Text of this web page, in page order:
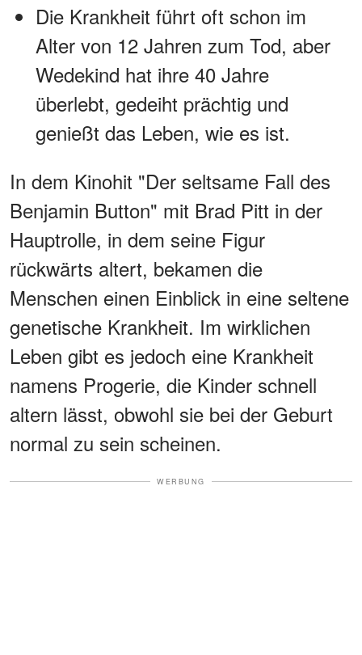
Die Krankheit führt oft schon im
Alter von 12 Jahren zum Tod, aber
Wedekind hat ihre 40 Jahre
überlebt, gedeiht prächtig und
genießt das Leben, wie es ist.
In dem Kinohit "Der seltsame Fall des
Benjamin Button" mit Brad Pitt in der
Hauptrolle, in dem seine Figur
rückwärts altert, bekamen die
Menschen einen Einblick in eine seltene
genetische Krankheit. Im wirklichen
Leben gibt es jedoch eine Krankheit
namens Progerie, die Kinder schnell
altern lässt, obwohl sie bei der Geburt
normal zu sein scheinen.
WERBUNG